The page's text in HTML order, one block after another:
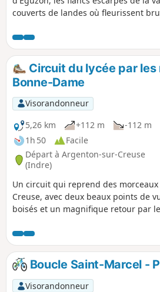
couverts de landes où fleurissent
vue imprenable sur le confluent de la
Sédelle et sur la forteresse de
Crozant se fait par le sentier des Arts
façonnées dans le rocher du pays
Retour par St-Jallet et sa campagne.
Circuit du lycée par les
Bonne-Dame
Visorandonneur
5,26 km
+112 m
-112 m
1h 50
Facile
Départ à Argenton-sur-Creuse
(Indre)
Un circuit qui reprend des
Creuse, avec deux beaux points de
boisés et un magnifique retour par
Boucle Saint-Marcel -
Visorandonneur